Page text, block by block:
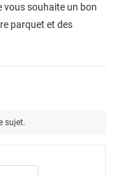
vous souhaite un bon
parquet et des
sujet.